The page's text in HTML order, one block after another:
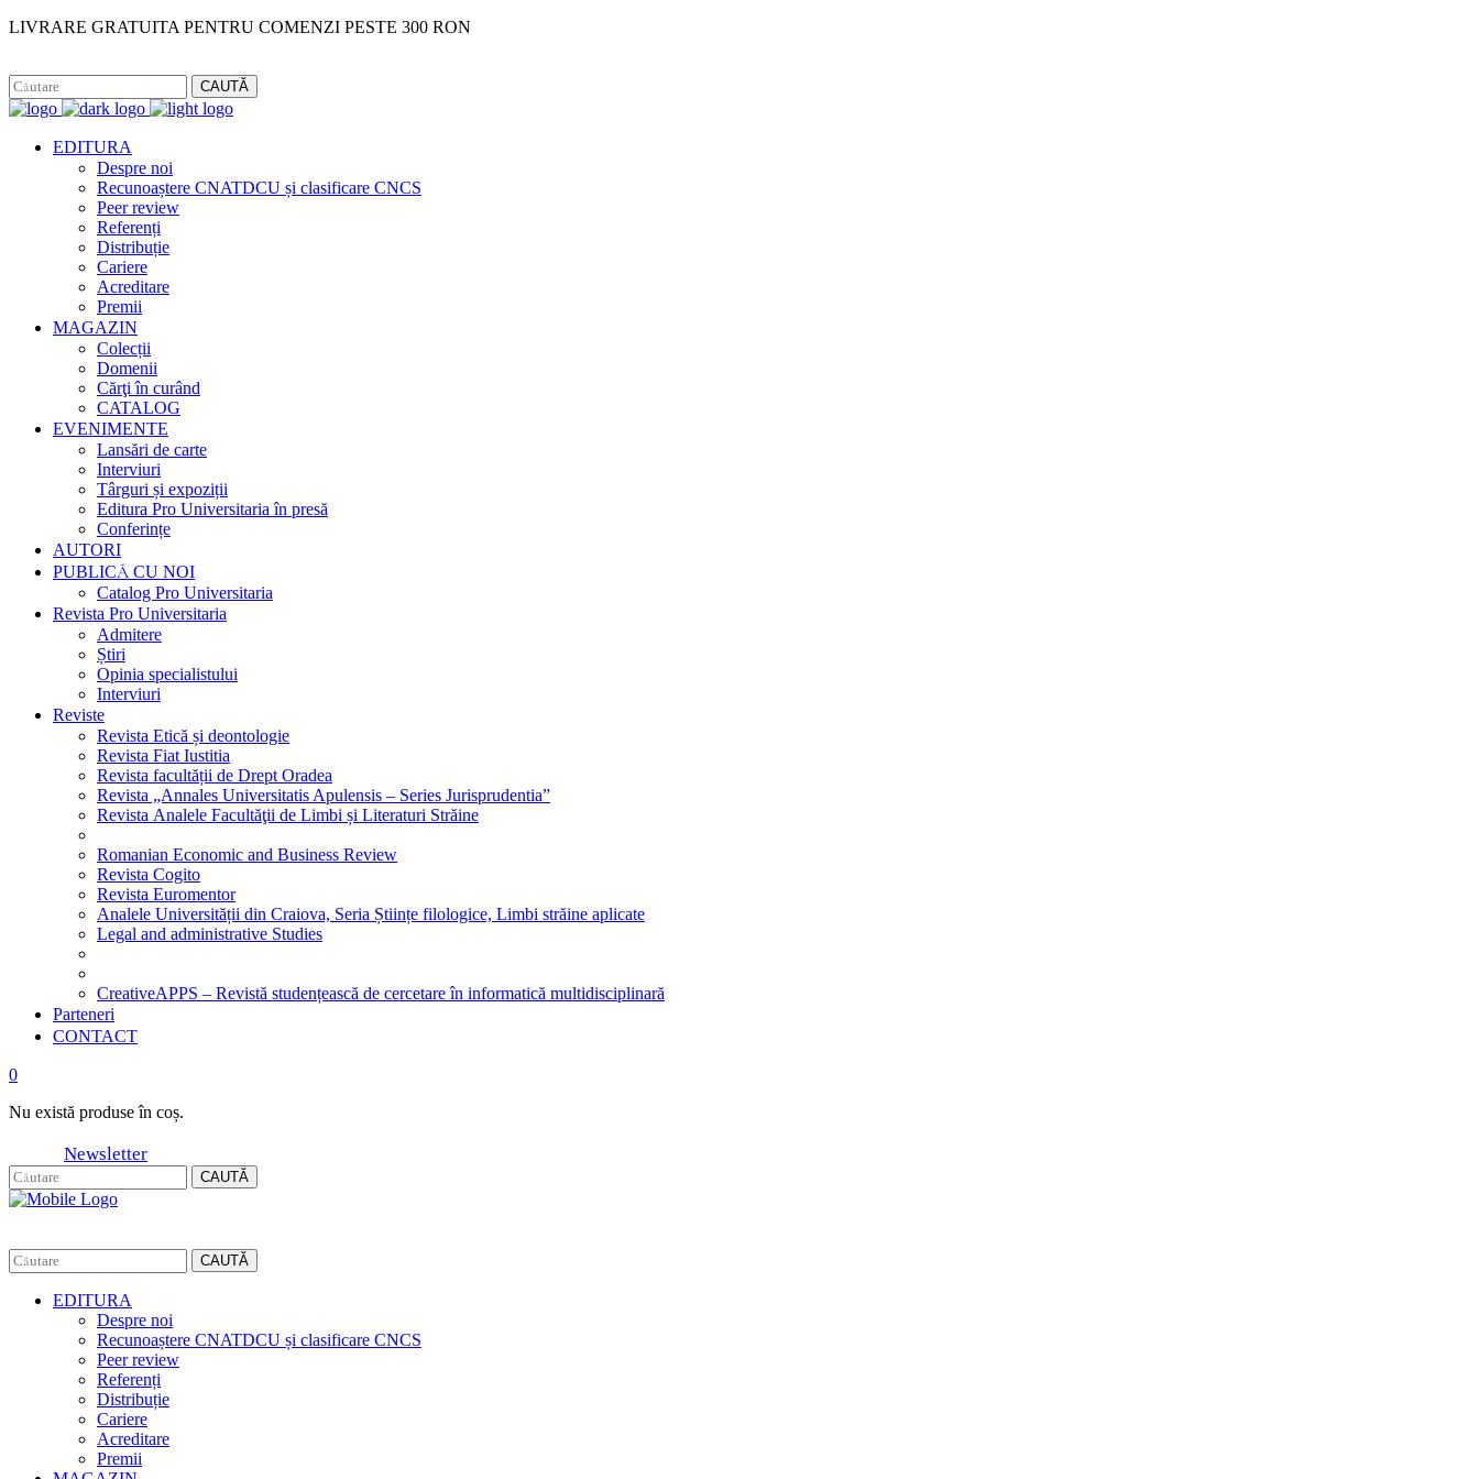
LIVRARE GRATUITA PENTRU COMENZI PESTE 300 RON
CAUTĂ
EDITURA
Despre noi
Recunoaștere CNATDCU și clasificare CNCS
Peer review
Referenți
Distribuție
Cariere
Acreditare
Premii
MAGAZIN
Colecții
Domenii
Cărţi în curând
CATALOG
EVENIMENTE
Lansări de carte
Interviuri
Târguri și expoziții
Editura Pro Universitaria în presă
Conferințe
AUTORI
PUBLICĂ CU NOI
Catalog Pro Universitaria
Revista Pro Universitaria
Admitere
Știri
Opinia specialistului
Interviuri
Reviste
Revista Etică și deontologie
Revista Fiat Iustitia
Revista facultății de Drept Oradea
Revista „Annales Universitatis Apulensis – Series Jurisprudentia”
Revista Analele Facultăţii de Limbi și Literaturi Străine
Romanian Economic and Business Review
Revista Cogito
Revista Euromentor
Analele Universității din Craiova, Seria Științe filologice, Limbi străine aplicate
Legal and administrative Studies
CreativeAPPS – Revistă studențească de cercetare în informatică multidisciplinară
Parteneri
CONTACT
0
Nu există produse în coș.
Newsletter
CAUTĂ
CAUTĂ
EDITURA
Despre noi
Recunoaștere CNATDCU și clasificare CNCS
Peer review
Referenți
Distribuție
Cariere
Acreditare
Premii